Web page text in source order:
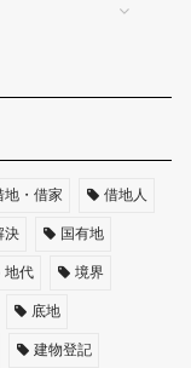
地・借家 借地人
決 国有地
地代 境界
底地
建物登記